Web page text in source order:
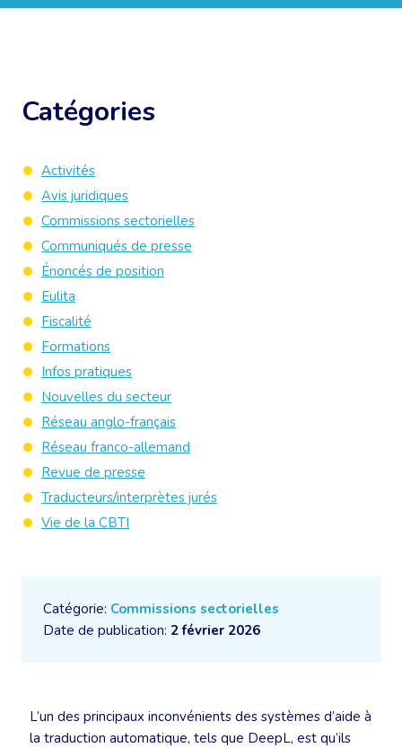
Catégorie: Commissions sectorielles
Date de publication: 2 février 2026
L’un des principaux inconvénients des systèmes d’aide à
la traduction automatique, tels que DeepL, est qu’ils
Catégories
Activités
Avis juridiques
Commissions sectorielles
Communiqués de presse
Énoncés de position
Eulita
Fiscalité
Formations
Infos pratiques
Nouvelles du secteur
Réseau anglo-français
Réseau franco-allemand
Revue de presse
Traducteurs/interprètes jurés
Vie de la CBTI